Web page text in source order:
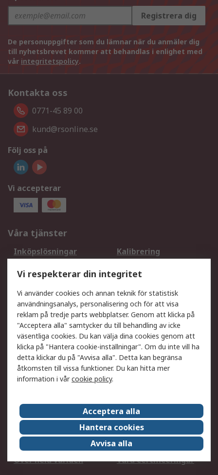
Registrera dig
De personuppgifter som du lämnar när du anmäler dig
till nyhetsbrevet kommer att behandlas i enlighet med
vår integritetspolicy.
Kontakta oss
0771-45 89 00
kund@rsonline.se
Följ oss på
Vi accepterar
Våra tjänster
Inköpslösningar
Kalibrering
DesignSpark
Teknisk Support
Ditt lokala säljteam
Exportlösningar
Support
Få hjälp
Retur av varor
Leverans
Spåra din order
Begär en fakturakopi
Fördelar med RS-konto
Betalningsalternativ
Om RS
Försäljningsvillkor
Det juridiska
Press Centre
Jobba hos RS
ESG
Över hela världen
Våra certificeringar
Vi respekterar din integritet
Vi använder cookies och annan teknik för statistisk
användningsanalys, personalisering och för att visa
reklam på tredje parts webbplatser. Genom att klicka på
"Acceptera alla" samtycker du till behandling av icke
väsentliga cookies. Du kan välja dina cookies genom att
klicka på "Hantera cookie-inställningar". Om du inte vill ha
detta klickar du på "Avvisa alla". Detta kan begränsa
åtkomsten till vissa funktioner. Du kan hitta mer
information i vårcookie policy.
Acceptera alla
Hantera cookies
Avvisa alla